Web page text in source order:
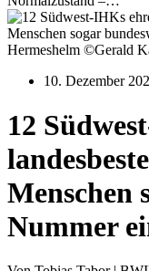
Hermeshelm ©Gerald
10. Dezember
12
Menschen
Nummer